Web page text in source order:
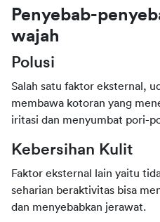
Penyebab-
wajah
Polusi
Salah satu faktor eksternal,
membawa kotoran yang
iritasi dan menyumbat pori-
Kebersihan Kulit
Faktor eksternal lain yaitu
seharian beraktivitas bisa
dan menyebabkan jerawat.